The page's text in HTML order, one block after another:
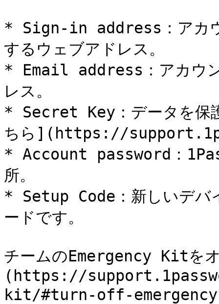
* Sign-in address：アカウ
するウェブアドレス。
* Email address：アカウ
レス。
* Secret Key：データを保
ちら](https://
* Account password：
所。
* Setup Code：新しいデバ
ードです。
チームのEmergency Kitを
(https://
kit/#turn-off-